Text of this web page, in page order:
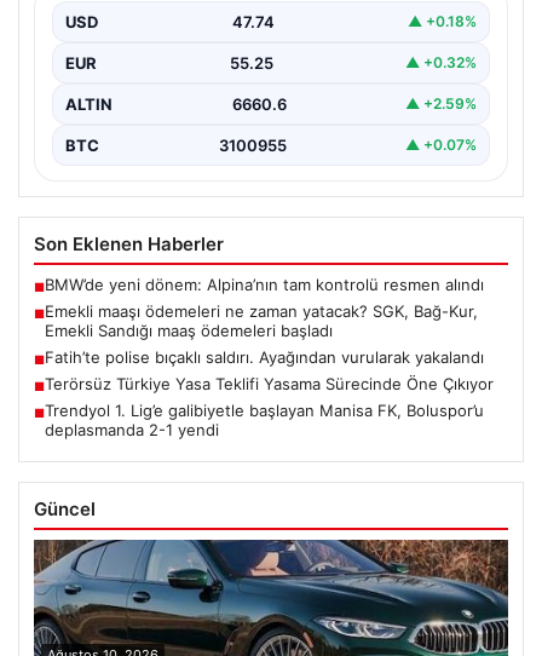
USD 47.74 ▲ +0.18%
EUR 55.25 ▲ +0.32%
ALTIN 6660.6 ▲ +2.59%
BTC 3100955 ▲ +0.07%
Son Eklenen Haberler
■BMW’de yeni dönem: Alpina’nın tam kontrolü resmen alındı
■Emekli maaşı ödemeleri ne zaman yatacak? SGK, Bağ-Kur,
Emekli Sandığı maaş ödemeleri başladı
■Fatih’te polise bıçaklı saldırı. Ayağından vurularak yakalandı
■Terörsüz Türkiye Yasa Teklifi Yasama Sürecinde Öne Çıkıyor
■Trendyol 1. Lig’e galibiyetle başlayan Manisa FK, Boluspor’u
deplasmanda 2-1 yendi
Güncel